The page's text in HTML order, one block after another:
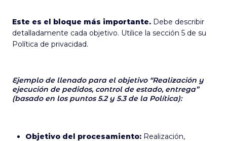
Este es el bloque más importante. Debe describir
detalladamente cada objetivo. Utilice la sección 5 de su
Política de privacidad.
Ejemplo de llenado para el objetivo “Realización y
ejecución de pedidos, control de estado, entrega”
(basado en los puntos 5.2 y 5.3 de la Política):
Objetivo del procesamiento: Realización,